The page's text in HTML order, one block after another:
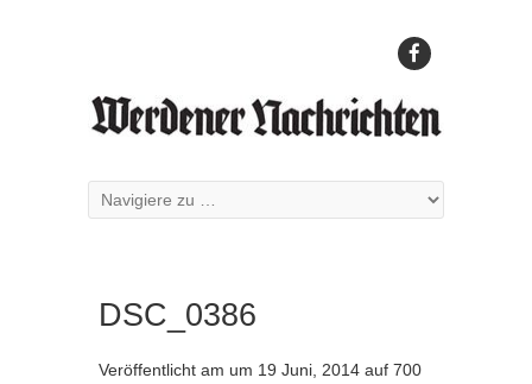
DSC_0386
Veröffentlicht am um 19 Juni, 2014 auf 700